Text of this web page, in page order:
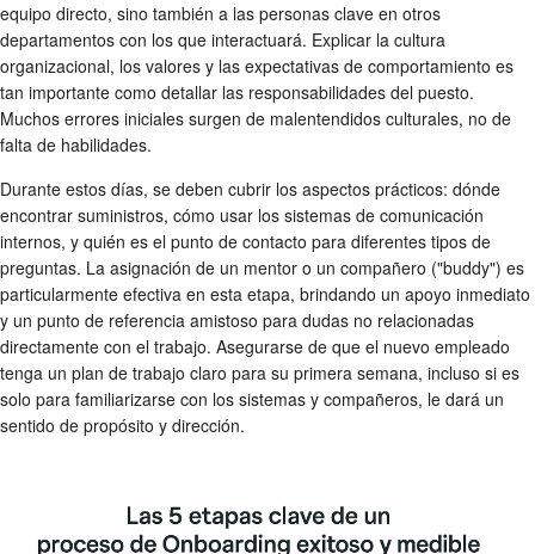
equipo directo, sino también a las personas clave en otros
departamentos con los que interactuará. Explicar la cultura
organizacional, los valores y las expectativas de comportamiento es
tan importante como detallar las responsabilidades del puesto.
Muchos errores iniciales surgen de malentendidos culturales, no de
falta de habilidades.
Durante estos días, se deben cubrir los aspectos prácticos: dónde
encontrar suministros, cómo usar los sistemas de comunicación
internos, y quién es el punto de contacto para diferentes tipos de
preguntas. La asignación de un mentor o un compañero ("buddy") es
particularmente efectiva en esta etapa, brindando un apoyo inmediato
y un punto de referencia amistoso para dudas no relacionadas
directamente con el trabajo. Asegurarse de que el nuevo empleado
tenga un plan de trabajo claro para su primera semana, incluso si es
solo para familiarizarse con los sistemas y compañeros, le dará un
sentido de propósito y dirección.